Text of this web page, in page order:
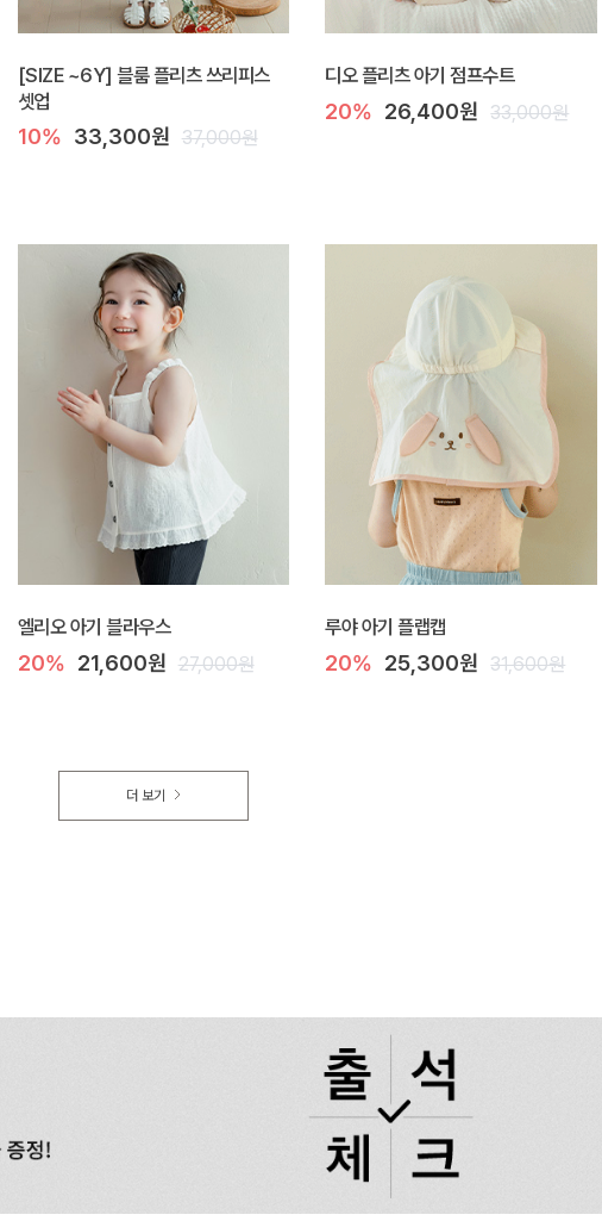
[SIZE ~6Y] 블룸 플리츠 쓰리피스
셋업
10% 33,300원 37,000원
디오 플리츠 아기 점프수트
20% 26,400원 33,000원
엘리오 아기 블라우스
20% 21,600원 27,000원
루야 아기 플랩캡
20% 25,300원 31,600원
더 보기